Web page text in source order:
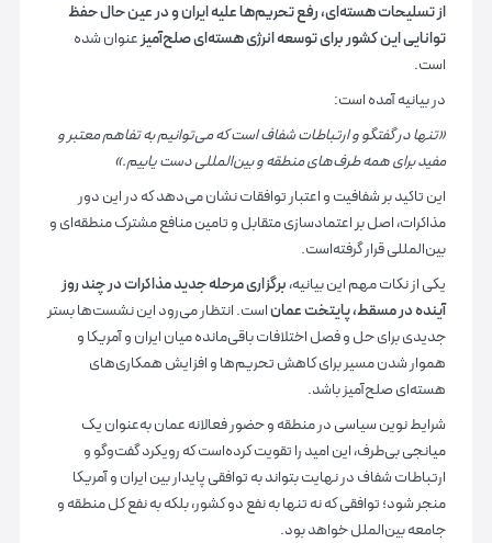
از تسلیحات هسته‌ای، رفع تحریم‌ها علیه ایران و در عین حال حفظ
توانایی این کشور برای توسعه انرژی هسته‌ای صلح‌آمیزعنوان شده
است.
در بیانیه آمده است:
«تنها در گفتگو و ارتباطات شفاف است که می‌توانیم به تفاهم معتبر و
مفید برای همه طرف‌های منطقه و بین‌المللی دست یابیم.»
این تاکید بر شفافیت و اعتبار توافقات نشان می‌دهد که در این دور
مذاکرات، اصل بر اعتمادسازی متقابل و تامین منافع مشترک منطقه‌ای و
بین‌المللی قرار گرفته‌است.
یکی از نکات مهم این بیانیه،برگزاری مرحله جدید مذاکرات در چند روز
آینده در مسقط، پایتخت عماناست. انتظار می‌رود این نشست‌ها بستر
جدیدی برای حل و فصل اختلافات باقی‌مانده میان ایران و آمریکا و
هموار شدن مسیر برای کاهش تحریم‌ها و افزایش همکاری‌های
هسته‌ای صلح‌آمیز باشد.
شرایط نوین سیاسی در منطقه و حضور فعالانه عمان به‌عنوان یک
میانجی بی‌طرف، این امید را تقویت کرده‌است که رویکرد گفت‌وگو و
ارتباطات شفاف در نهایت بتواند به توافقی پایدار بین ایران و آمریکا
منجر شود؛ توافقی که نه تنها به نفع دو کشور، بلکه به نفع کل منطقه و
جامعه بین‌الملل خواهد بود.